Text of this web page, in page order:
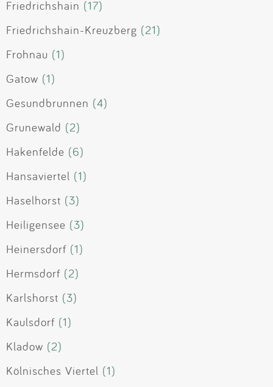
Friedrichshain (17)
Friedrichshain-Kreuzberg (21)
Frohnau (1)
Gatow (1)
Gesundbrunnen (4)
Grunewald (2)
Hakenfelde (6)
Hansaviertel (1)
Haselhorst (3)
Heiligensee (3)
Heinersdorf (1)
Hermsdorf (2)
Karlshorst (3)
Kaulsdorf (1)
Kladow (2)
Kölnisches Viertel (1)